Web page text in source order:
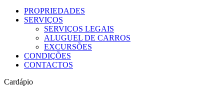
PROPRIEDADES
SERVIÇOS
SERVIÇOS LEGAIS
ALUGUEL DE CARROS
EXCURSÕES
CONDIÇÕES
CONTACTOS
Cardápio